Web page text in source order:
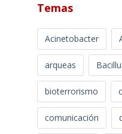
Temas
Acinetobacter
arqueas
bioterrorismo
comunicación